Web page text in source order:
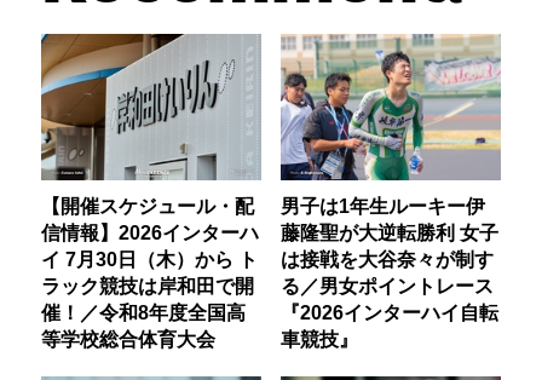
【開催スケジュール・配
信情報】2026インターハ
イ 7月30日（木）から ト
ラック競技は岸和田で開
催！／令和8年度全国高
等学校総合体育大会
男子は1年生ルーキー伊
藤隆聖が大逆転勝利 女子
は接戦を大谷奈々が制す
る／男女ポイントレース
『2026インターハイ自転
車競技』